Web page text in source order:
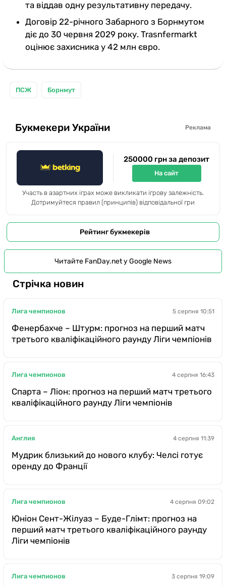
та віддав одну результативну передачу.
Договір 22-річного Забарного з Борнмутом
діє до 30 червня 2029 року. Trasnfermarkt
оцінює захисника у 42 млн євро.
ПСЖ Борнмут
Букмекери України Реклама
250000 грн за депозит
На сайт
Участь в азартних іграх може викликати ігрову залежність.
Дотримуйтеся правил (принципів) відповідальної гри
Рейтинг букмекерів
Читайте FanDay.net у Google News
Стрічка новин
Лига чемпионов 5 серпня 10:51
Фенербахче – Штурм: прогноз на перший матч
третього кваліфікаційного раунду Ліги чемпіонів
Лига чемпионов 4 серпня 16:43
Спарта – Ліон: прогноз на перший матч третього
кваліфікаційного раунду Ліги чемпіонів
Англия 4 серпня 11:39
Мудрик близький до нового клубу: Челсі готує
оренду до Франції
Лига чемпионов 4 серпня 09:02
Юніон Сент-Жілуаз – Буде-Глімт: прогноз на
перший матч третього кваліфікаційного раунду
Ліги чемпіонів
Лига чемпионов 3 серпня 19:09